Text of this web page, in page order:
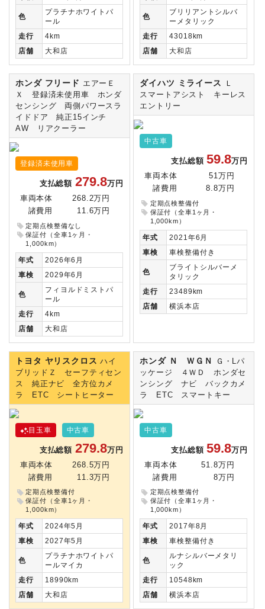
色
プラチナホワイトパ
ール
走行
4km
店舗
大和店
色
ブリリアントシルバ
ーメタリック
走行
43018km
店舗
大和店
ホンダ フリード エアーＥ
Ｘ 登録済未使用車 ホンダ
センシング 両側パワースラ
イドドア 純正15インチ
AW リアクーラー
登録済未使用車
支払総額 279.8万円
車両本体
268.2万円
諸費用
11.6万円
定期点検整備なし
保証付（全車1ヶ月・
1,000km）
年式
2026年6月
車検
2029年6月
色
フィヨルドミストパ
ール
走行
4km
店舗
大和店
ダイハツ ミライース
Ｌ
スマートアシスト キーレス
エントリー
中古車
支払総額59.8万円
車両本体
51万円
諸費用
8.8万円
定期点検整備付
保証付（全車1ヶ月・
1,000km）
年式
2021年6月
車検
車検整備付き
色
ブライトシルバーメ
タリック
走行
23489km
店舗
横浜本店
トヨタ ヤリスクロスハイ
ブリッドＺ セーフティセン
ス 純正ナビ 全方位カメ
ラ ETC シートヒーター
目玉車 中古車
支払総額 279.8万円
車両本体
268.5万円
諸費用
11.3万円
定期点検整備付
保証付（全車1ヶ月・
1,000km）
年式
2024年5月
車検
2027年5月
色
プラチナホワイトパ
ールマイカ
走行
18990km
店舗
大和店
ホンダ Ｎ ＷＧＮ
Ｇ・Lパ
ッケージ ４ＷＤ ホンダセ
ンシング ナビ バックカメ
ラ ETC スマートキー
中古車
支払総額59.8万円
車両本体
51.8万円
諸費用
8万円
定期点検整備付
保証付（全車1ヶ月・
1,000km）
年式
2017年8月
車検
車検整備付き
色
ルナシルバーメタリ
ック
走行
10548km
店舗
横浜本店